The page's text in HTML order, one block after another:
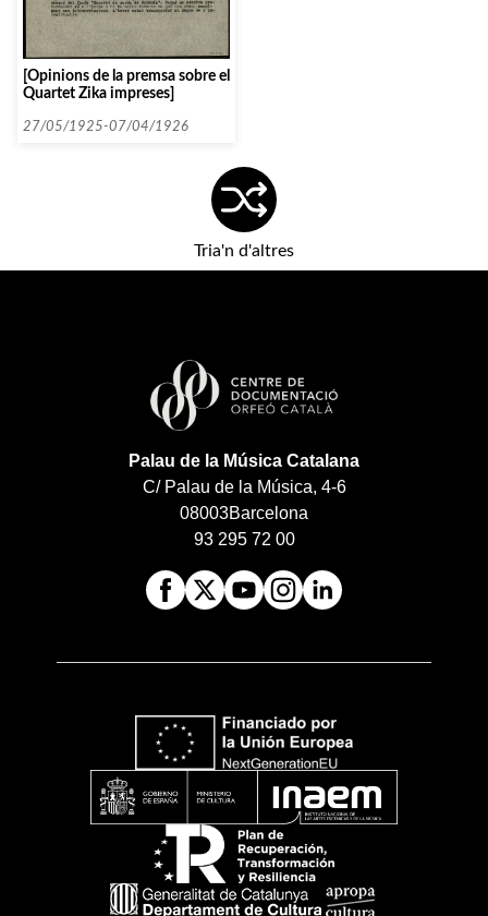
[Opinions de la premsa sobre el
Quartet Zika impreses]
27/05/1925-07/04/1926
Tria'n d'altres
Palau de la Música Catalana
C/ Palau de la Música, 4-6
08003Barcelona
93 295 72 00